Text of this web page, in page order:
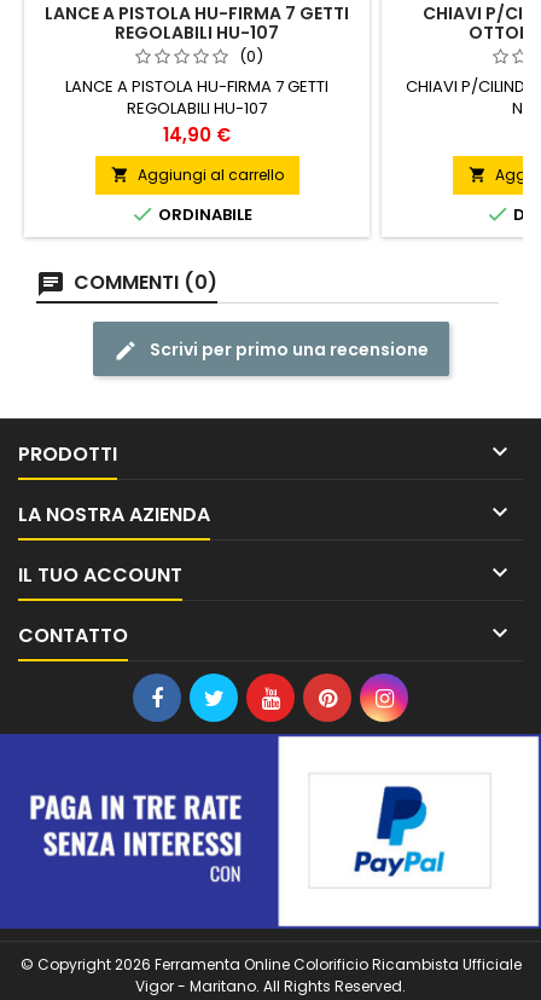
LANCE A PISTOLA HU-FIRMA 7 GETTI
REGOLABILI HU-107
(0)
LANCE A PISTOLA HU-FIRMA 7 GETTI
REGOLABILI HU-107
Prezzo
14,90 €
 Aggiungi al carrello
 ORDINABILE
CHIAVI P/
CHIAVI P/


COMMENTI (0)
Scrivi per primo una recensione
PRODOTTI 
LA NOSTRA AZIENDA 
IL TUO ACCOUNT 
CONTATTO 
© Copyright 2026 Ferramenta Online Colorificio Ricambista Ufficiale
Vigor - Maritano. All Rights Reserved.